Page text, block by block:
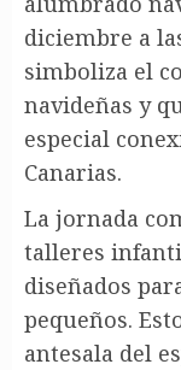
diciembre a
simboliza el
navideñas y
especial
Canarias.
La jornada
talleres
diseñados
pequeños.
antesala del